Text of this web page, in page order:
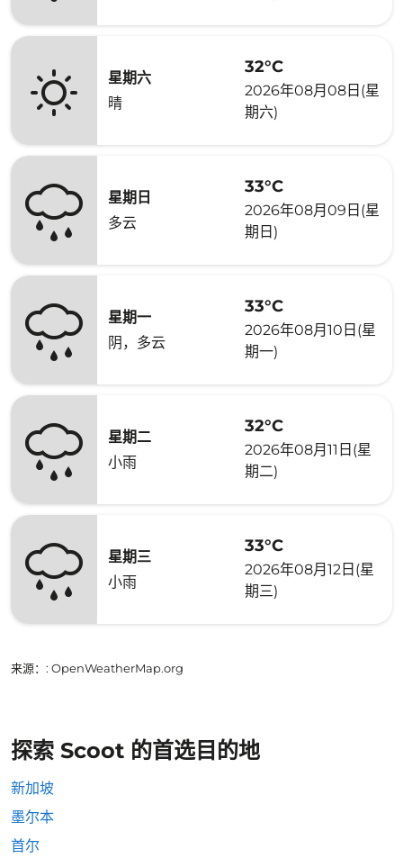
星期六
晴
32°C
2026年08月08日(星
期六)
星期日
多云
33°C
2026年08月09日(星
期日)
星期一
阴，多云
33°C
2026年08月10日(星
期一)
星期二
小雨
32°C
2026年08月11日(星
期二)
星期三
小雨
33°C
2026年08月12日(星
期三)
来源： : OpenWeatherMap.org
探索 Scoot 的首选目的地
新加坡
墨尔本
首尔